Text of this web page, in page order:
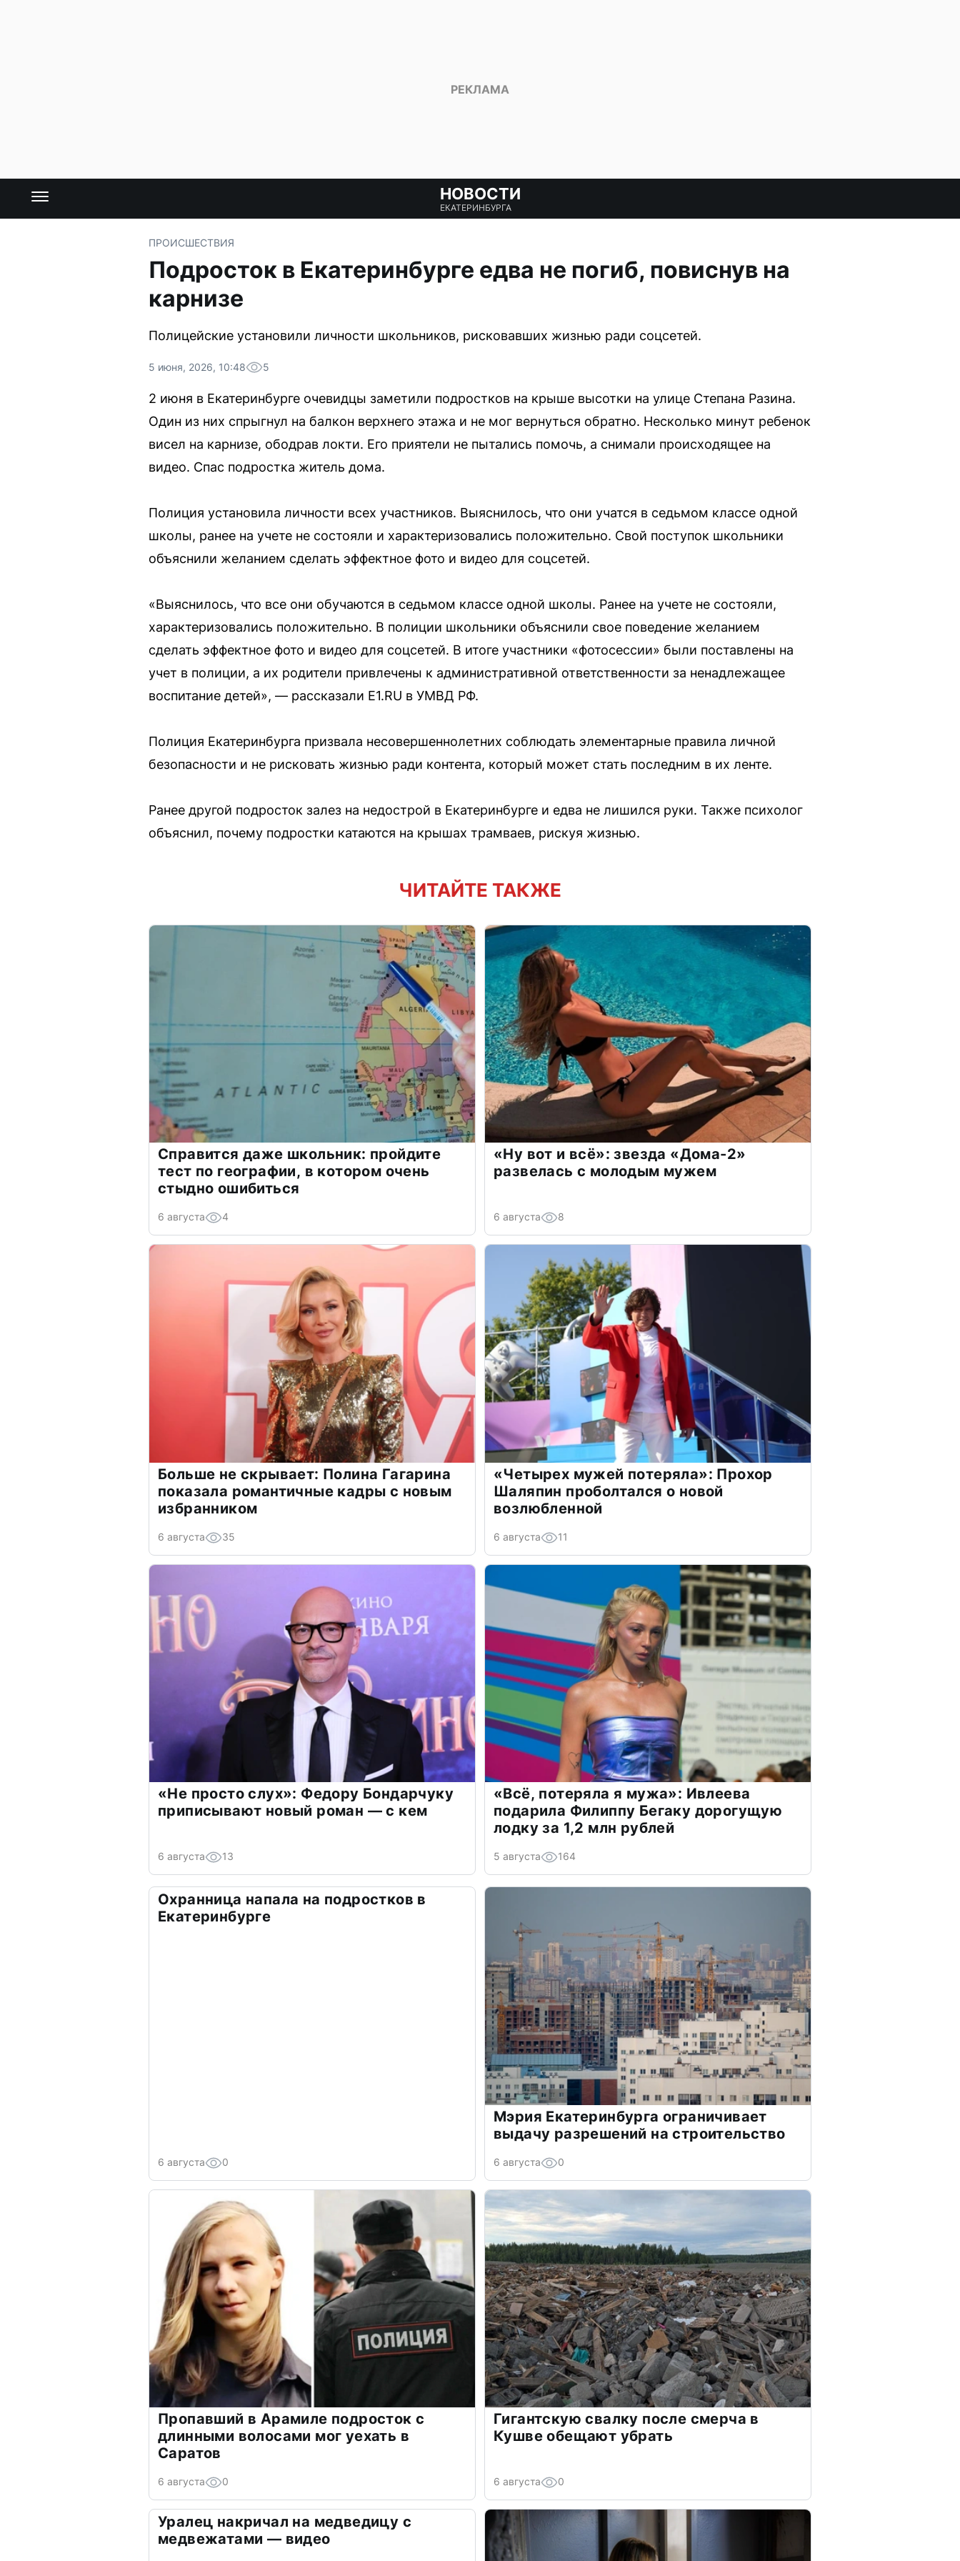
НОВОСТИ
ЕКАТЕРИНБУРГА
ПРОИСШЕСТВИЯ
Подросток в Екатеринбурге едва не погиб, повиснув на
карнизе
Полицейские установили личности школьников, рисковавших жизнью ради соцсетей.
5 июня, 2026, 10:48 5
2 июня в Екатеринбурге очевидцы заметили подростков на крыше высотки на улице Степана Разина.
Один из них спрыгнул на балкон верхнего этажа и не мог вернуться обратно. Несколько минут ребенок
висел на карнизе, ободрав локти. Его приятели не пытались помочь, а снимали происходящее на
видео. Спас подростка житель дома.
Полиция установила личности всех участников. Выяснилось, что они учатся в седьмом классе одной
школы, ранее на учете не состояли и характеризовались положительно. Свой поступок школьники
объяснили желанием сделать эффектное фото и видео для соцсетей.
«Выяснилось, что все они обучаются в седьмом классе одной школы. Ранее на учете не состояли,
характеризовались положительно. В полиции школьники объяснили свое поведение желанием
сделать эффектное фото и видео для соцсетей. В итоге участники «фотосессии» были поставлены на
учет в полиции, а их родители привлечены к административной ответственности за ненадлежащее
воспитание детей», — рассказали Е1.RU в УМВД РФ.
Полиция Екатеринбурга призвала несовершеннолетних соблюдать элементарные правила личной
безопасности и не рисковать жизнью ради контента, который может стать последним в их ленте.
Ранее другой подросток залез на недострой в Екатеринбурге и едва не лишился руки. Также психолог
объяснил, почему подростки катаются на крышах трамваев, рискуя жизнью.
ЧИТАЙТЕ ТАКЖЕ
Справится даже школьник: пройдите
тест по географии, в котором очень
стыдно ошибиться
6 августа 4
«Ну вот и всё»: звезда «Дома-2»
развелась с молодым мужем
6 августа 8
Больше не скрывает: Полина Гагарина
показала романтичные кадры с новым
избранником
6 августа 35
«Четырех мужей потеряла»: Прохор
Шаляпин проболтался о новой
возлюбленной
6 августа 11
«Не просто слух»: Федору Бондарчуку
приписывают новый роман — с кем
6 августа 13
«Всё, потеряла я мужа»: Ивлеева
подарила Филиппу Бегаку дорогущую
лодку за 1,2 млн рублей
5 августа 164
Охранница напала на подростков в
Екатеринбурге
6 августа 0
Мэрия Екатеринбурга ограничивает
выдачу разрешений на строительство
6 августа 0
Пропавший в Арамиле подросток с
длинными волосами мог уехать в
Саратов
6 августа 0
Гигантскую свалку после смерча в
Кушве обещают убрать
6 августа 0
Уралец накричал на медведицу с
медвежатами — видео